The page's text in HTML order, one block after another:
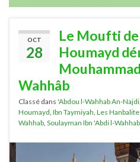
OCT
28
Le Moufti
Houmayd
Wahhâb
Classé dans 'Abdou l-Wahhab An-Najdi
Houmayd Ibn Taymiyah Les
Wahhab Soulayman Ibn 'Abdi l-Wahhab